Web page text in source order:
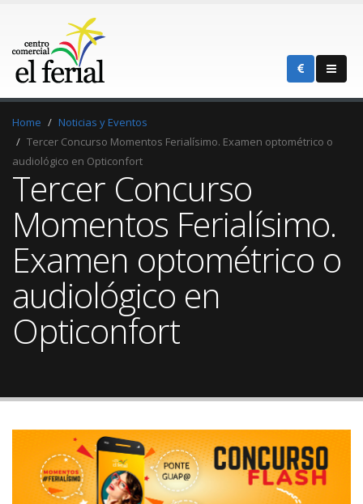
Home
Noticias y Eventos
Tercer Concurso Momentos Ferialísimo. Examen optométrico o
audiológico en Opticonfort
Tercer Concurso
Momentos Ferialísimo.
Examen optométrico o
audiológico en
Opticonfort